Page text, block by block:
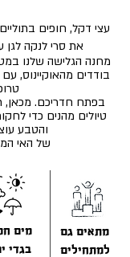
עצי דקל, חופים בתוליים
את סרי לנקה לגן
מחנה הגלישה שלנו
בודדים מהאוקיינוס,
בפתח חדריכם. מכאן,
טיולים מהנים כדי
והטבע
של האי
מים
בגדי
מתאים גם
למתחילים